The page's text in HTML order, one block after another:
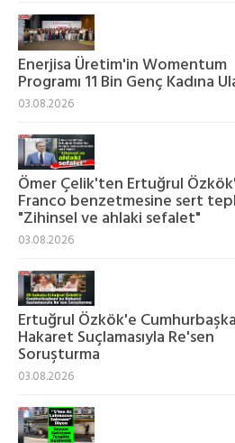
Enerjisa Üretim'in Womentum
Programı 11 Bin Genç Kadına
03.08.2026
Ömer Çelik'ten Ertuğrul
Franco benzetmesine sert
"Zihinsel ve ahlaki sefalet"
03.08.2026
Ertuğrul Özkök'e
Hakaret Suçlamasıyla Re'sen
Soruşturma
03.08.2026